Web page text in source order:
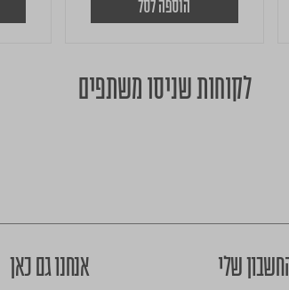
הוספה לסל
לקוחות שניסו משתפים
החשבון שלי אנחנו גם כאן